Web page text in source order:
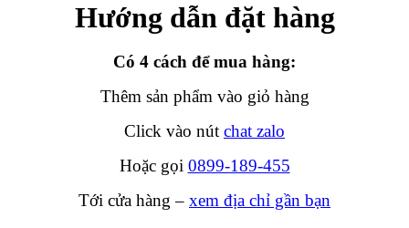
Hướng dẫn đặt hàng
Có 4 cách để mua hàng:
Thêm sản phẩm vào giỏ hàng
Click vào nút chat zalo
Hoặc gọi 0899-189-455
Tới cửa hàng – xem địa chỉ gần bạn